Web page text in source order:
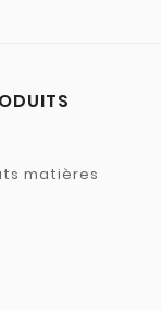
matières